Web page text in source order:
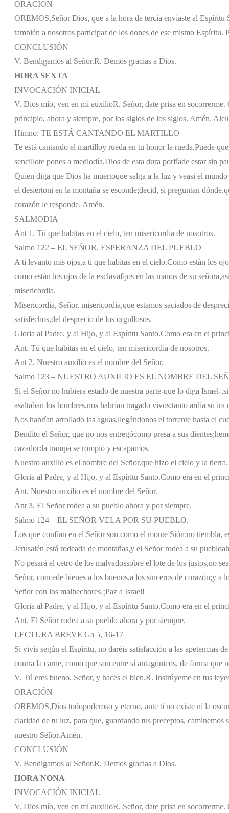
ORACIÓN
OREMOS,Señor Dios, que a la hora de tercia enviaste al
también a nosotros participar de los dones de ese mismo Espíritu.
CONCLUSIÓN
V. Bendigamos al Señor.R. Demos gracias a Dios.
HORA SEXTA
INVOCACIÓN INICIAL
V. Dios mío, ven en mi auxilioR. Señor, date prisa en
principio, ahora y siempre, por los siglos de los siglos. Amén.
Himno: TE ESTÁ CANTANDO EL MARTILLO
Te está cantando el martilloy rueda en tu honor la rueda.Puede
sencillote pones a mediodía,Dios de esta dura porfíade estar sin
Quien diga que Dios ha muertoque salga a la luz y veasi el mundo
el desiertoni en la montaña se esconde;decid, si preguntan dónde,
corazón le responde. Amén.
SALMODIA
Ant 1. Tú que habitas en el cielo, ten misericordia de nosotros.
Salmo 122 – EL SEÑOR, ESPERANZA DEL PUEBLO
A ti levanto mis ojos,a ti que habitas en el cielo.Como están los
como están los ojos de la esclavafijos en las manos de su señora,
misericordia.
Misericordia, Señor, misericordia,que estamos saciados de
satisfechos,del desprecio de los orgullosos.
Gloria al Padre, y al Hijo, y al Espíritu Santo.Como era en el
Ant. Tú que habitas en el cielo, ten misericordia de nosotros.
Ant 2. Nuestro auxilio es el nombre del Señor.
Salmo 123 – NUESTRO AUXILIO ES EL NOMBRE DEL
Si el Señor no hubiera estado de nuestra parte-que lo diga Israel-,
asaltaban los hombres,nos habrían tragado vivos:tanto ardía su ira
Nos habrían arrollado las aguas,llegándonos el torrente hasta el
Bendito el Señor, que no nos entregócomo presa a sus dientes;
cazador:la trampa se rompió y escapamos.
Nuestro auxilio es el nombre del Señor,que hizo el cielo y la tierra.
Gloria al Padre, y al Hijo, y al Espíritu Santo.Como era en el
Ant. Nuestro auxilio es el nombre del Señor.
Ant 3. El Señor rodea a su pueblo ahora y por siempre.
Salmo 124 – EL SEÑOR VELA POR SU PUEBLO.
Los que confían en el Señor son como el monte Sión:no tiembla,
Jerusalén está rodeada de montañas,y el Señor rodea a su pueblo
No pesará el cetro de los malvadossobre el lote de los justos,no
Señor, concede bienes a los buenos,a los sinceros de corazón;y a
Señor con los malhechores.¡Paz a Israel!
Gloria al Padre, y al Hijo, y al Espíritu Santo.Como era en el
Ant. El Señor rodea a su pueblo ahora y por siempre.
LECTURA BREVE Ga 5, 16-17
Si vivís según el Espíritu, no daréis satisfacción a las apetencias
contra la carne, como que son entre sí antagónicos, de forma que
V. Tú eres bueno, Señor, y haces el bien.R. Instrúyeme en tus
ORACIÓN
OREMOS,Dios todopoderoso y eterno, ante ti no existe ni la
claridad de tu luz, para que, guardando tus preceptos,
nuestro Señor.Amén.
CONCLUSIÓN
V. Bendigamos al Señor.R. Demos gracias a Dios.
HORA NONA
INVOCACIÓN INICIAL
V. Dios mío, ven en mi auxilioR. Señor, date prisa en